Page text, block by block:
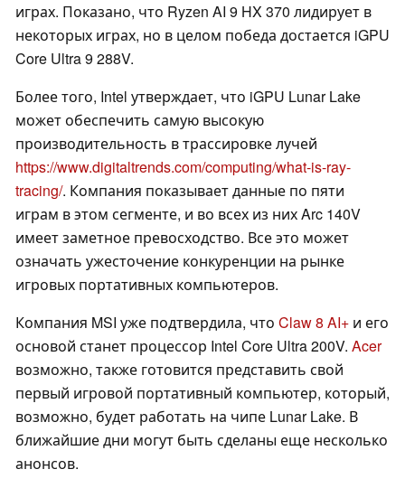
играх. Показано, что Ryzen AI 9 HX 370 лидирует в
некоторых играх, но в целом победа достается iGPU
Core Ultra 9 288V.
Более того, Intel утверждает, что iGPU Lunar Lake
может обеспечить самую высокую
производительность в трассировке лучей
https://www.digitaltrends.com/computing/what-is-ray-
tracing/. Компания показывает данные по пяти
играм в этом сегменте, и во всех из них Arc 140V
имеет заметное превосходство. Все это может
означать ужесточение конкуренции на рынке
игровых портативных компьютеров.
Компания MSI уже подтвердила, что Claw 8 AI+ и его
основой станет процессор Intel Core Ultra 200V. Acer
возможно, также готовится представить свой
первый игровой портативный компьютер, который,
возможно, будет работать на чипе Lunar Lake. В
ближайшие дни могут быть сделаны еще несколько
анонсов.